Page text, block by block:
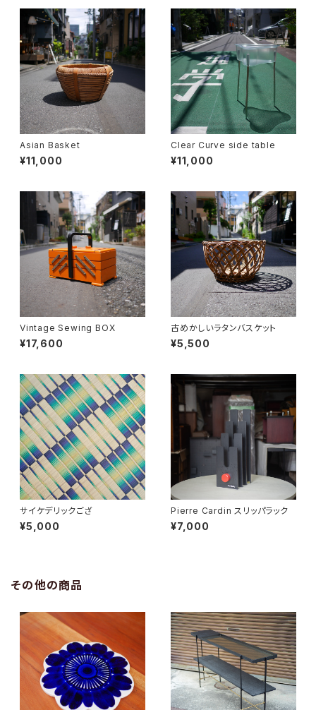
Asian Basket
¥11,000
Clear Curve side table
¥11,000
Vintage Sewing BOX
¥17,600
古めかしいラタンバスケット
¥5,500
サイケデリックござ
¥5,000
Pierre Cardin スリッパラック
¥7,000
その他の商品